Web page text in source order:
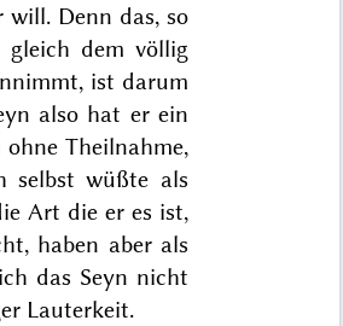
Denn das, so
dem völlig
ist darum
also hat er ein
Theilnahme,
selbst wüßte als
Art die er es ist,
haben aber als
das Seyn nicht
Lauterkeit.